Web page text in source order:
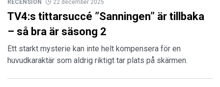
RECENSION 22 december 2025
TV4:s tittarsuccé ”Sanningen” är tillbaka
– så bra är säsong 2
Ett starkt mysterie kan inte helt kompensera för en
huvudkaraktär som aldrig riktigt tar plats på skärmen.